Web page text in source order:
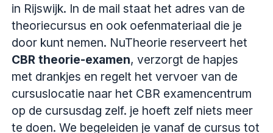
in Rijswijk. In de mail staat het adres van de
theoriecursus en ook oefenmateriaal die je
door kunt nemen. NuTheorie reserveert het
CBR theorie-examen, verzorgt de hapjes
met drankjes en regelt het vervoer van de
cursuslocatie naar het CBR examencentrum
op de cursusdag zelf. je hoeft zelf niets meer
te doen. We begeleiden je vanaf de cursus tot